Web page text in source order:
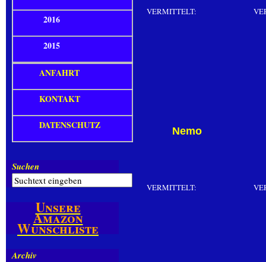
VERMITTELT:
Nemo
VERMITTELT:
2016
2015
ANFAHRT
KONTAKT
DATENSCHUTZ
Suchen
Unsere
Amazon
Wunschliste
Archiv